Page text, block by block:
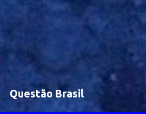
Questão Brasil